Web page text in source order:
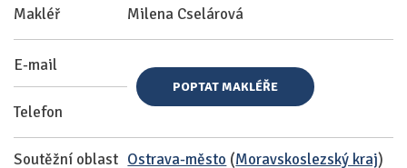
Makléř Milena Cselárová
E-mail
Telefon
POPTAT MAKLÉŘE
Soutěžní oblast Ostrava-město (Moravskoslezský kraj)